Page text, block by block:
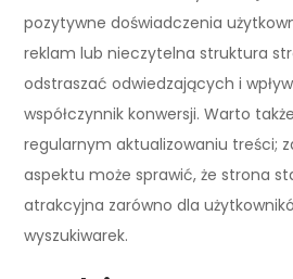
pozytywne doświadczenia
reklam lub nieczytelna struktura
odstraszać odwiedzających i
współczynnik konwersji. Warto
regularnym aktualizowaniu treści;
aspektu może sprawić, że strona
atrakcyjna zarówno dla
wyszukiwarek.